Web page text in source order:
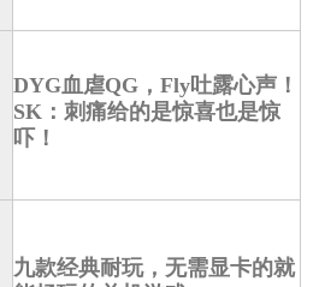
DYG血虐QG，Fly吐露心声！
SK：刺痛给的是惊喜也是惊
吓！
九款经典耐玩，无需显卡的就